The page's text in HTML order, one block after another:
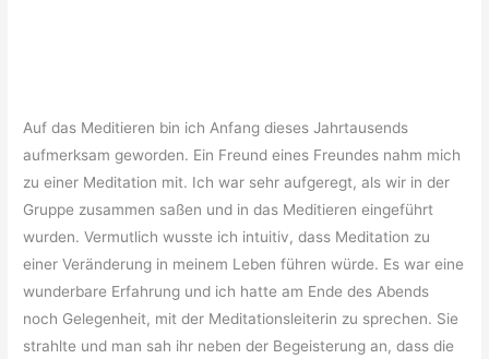
Auf das Meditieren bin ich Anfang dieses Jahrtausends
aufmerksam geworden. Ein Freund eines Freundes nahm mich
zu einer Meditation mit. Ich war sehr aufgeregt, als wir in der
Gruppe zusammen saßen und in das Meditieren eingeführt
wurden. Vermutlich wusste ich intuitiv, dass Meditation zu
einer Veränderung in meinem Leben führen würde. Es war eine
wunderbare Erfahrung und ich hatte am Ende des Abends
noch Gelegenheit, mit der Meditationsleiterin zu sprechen. Sie
strahlte und man sah ihr neben der Begeisterung an, dass die